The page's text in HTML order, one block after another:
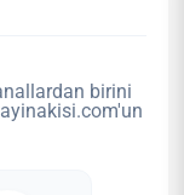
birini